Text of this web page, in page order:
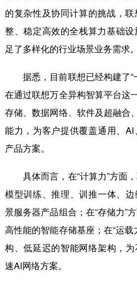
的复杂性及协同计算的挑战，
整、稳定高效的全栈算力基础
足了多样化的行业场景业务需求。
据悉，目前联想已经构建了“
在通过联想万全异构智算平台这
存储、数据网络、软件及超融合
能力，为客户提供覆盖通用、
产品方案。
具体而言，在“计算力”方面，
模型训练、推理、训推一体、
景服务器产品组合；在“存储力”
高性能的智能存储基座；在“运载
构、低延迟的智能网络架构，
速AI网络方案。